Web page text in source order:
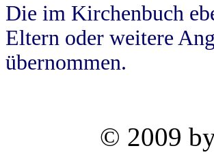
Die im Kirchenbuch
Eltern oder weitere
übernommen.
© 2009